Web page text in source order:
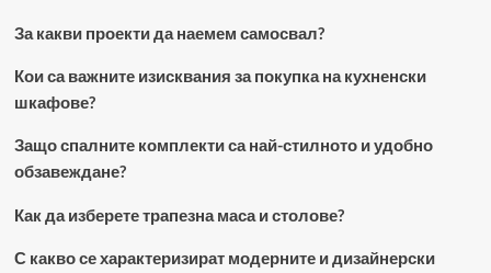
За какви проекти да наемем самосвал?
Кои са важните изисквания за покупка на кухненски
шкафове?
Защо спалните комплекти са най-стилното и удобно
обзавеждане?
Как да изберете трапезна маса и столове?
С какво се характеризират модерните и дизайнерски